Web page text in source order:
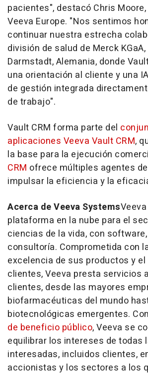
pacientes", destacó Chris
Veeva Europe. "Nos sentimos
continuar nuestra estrecha
división de salud de Merck
Darmstadt, Alemania, donde
una orientación al cliente y una
de gestión integrada
de trabajo".
Vault CRM forma parte del
aplicaciones Veeva Vault CRM,
la base para la ejecución
CRM ofrece múltiples agentes
impulsar la eficiencia y la
Acerca de Veeva Systems
plataforma en la nube para el
ciencias de la vida, con
consultoría. Comprometida con
excelencia de sus productos y
clientes, Veeva presta servicios
clientes, desde las mayores
biofarmacéuticas del mundo
biotecnológicas emergentes.
de beneficio público, Veeva se
equilibrar los intereses de todas
interesadas, incluidos clientes,
accionistas y los sectores a los